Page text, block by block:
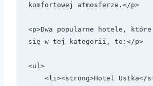
komfortowej atmosferze.</p>
<p>Dwa popularne hotele,
się w tej kategorii, to:</p>
<ul>